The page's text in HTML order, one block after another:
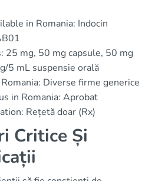
in Romania: Indocin
25 mg, 50 mg capsule, 50 mg
5 mL suspensie orală
Diverse firme generice
in Romania: Aprobat
Rețetă doar (Rx)
Critice Și